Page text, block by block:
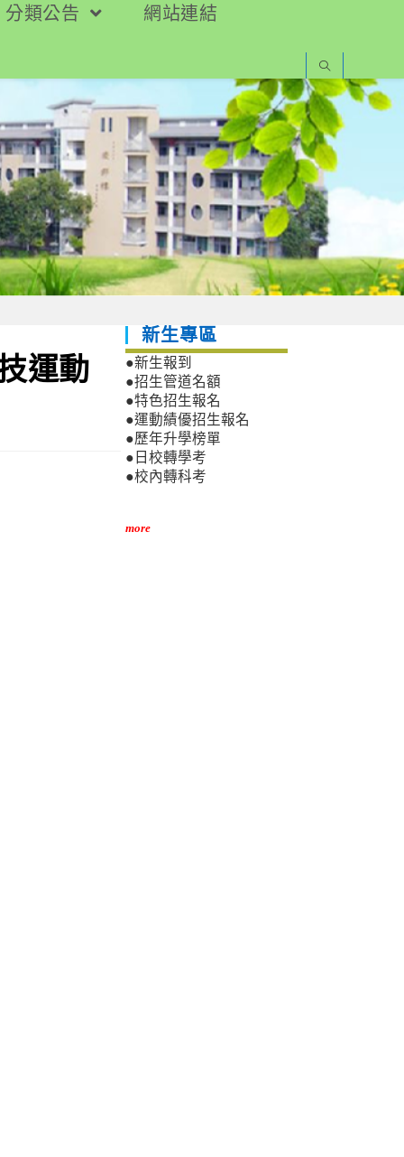
分類公告
網站連結
運動
新生專區
●新生報到
●招生管道名額
●特色招生報名
●運動績優招生報名
●歷年升學榜單
●日校轉學考
●校內轉科考
more